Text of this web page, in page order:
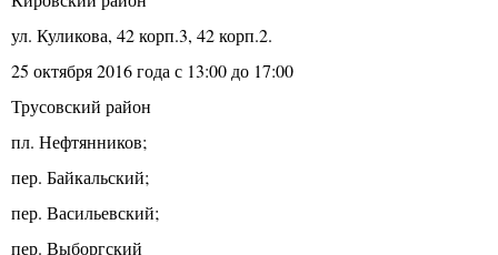
ул. Куликова, 42 корп.3, 42 корп.2.
25 октября 2016 года с 13:00 до 17:00
Трусовский район
пл. Нефтянников;
пер. Байкальский;
пер. Васильевский;
пер. Выборгский